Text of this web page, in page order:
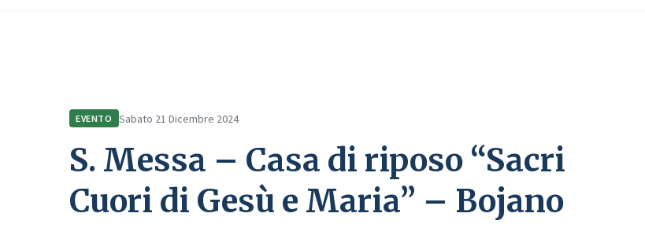
EVENTO Sabato 21 Dicembre 2024
S. Messa – Casa di riposo “Sacri
Cuori di Gesù e Maria” – Bojano